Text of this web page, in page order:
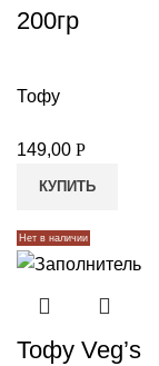
200гр
Тофу
149,00 Р
КУПИТЬ
Нет в наличии
Тофу Veg’s